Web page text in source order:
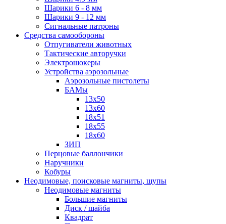
Шарики 6 - 8 мм
Шарики 9 - 12 мм
Сигнальные патроны
Средства самообороны
Отпугиватели животных
Тактические авторучки
Электрошокеры
Устройства аэрозольные
Аэрозольные пистолеты
БАМы
13х50
13х60
18х51
18х55
18х60
ЗИП
Перцовые баллончики
Наручники
Кобуры
Неодимовые, поисковые магниты, щупы
Неодимовые магниты
Большие магниты
Диск / шайба
Квадрат